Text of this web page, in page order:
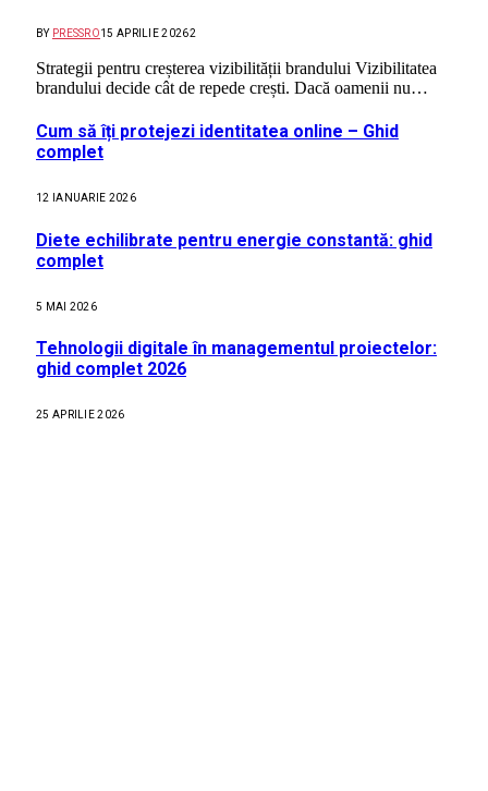
BY PRESSRO15 APRILIE 20262
Strategii pentru creșterea vizibilității brandului Vizibilitatea
brandului decide cât de repede crești. Dacă oamenii nu…
Cum să îți protejezi identitatea online – Ghid
complet
12 IANUARIE 2026
Diete echilibrate pentru energie constantă: ghid
complet
5 MAI 2026
Tehnologii digitale în managementul proiectelor:
ghid complet 2026
25 APRILIE 2026